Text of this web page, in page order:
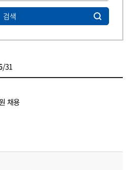
검색
/31
채용